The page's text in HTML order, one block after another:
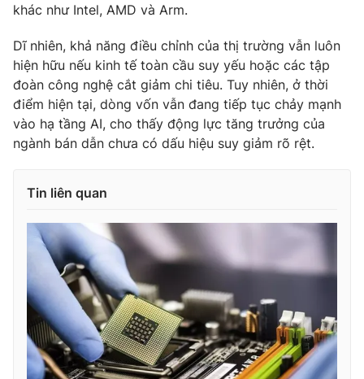
khác như Intel, AMD và Arm.
Dĩ nhiên, khả năng điều chỉnh của thị trường vẫn luôn
hiện hữu nếu kinh tế toàn cầu suy yếu hoặc các tập
đoàn công nghệ cắt giảm chi tiêu. Tuy nhiên, ở thời
điểm hiện tại, dòng vốn vẫn đang tiếp tục chảy mạnh
vào hạ tầng AI, cho thấy động lực tăng trưởng của
ngành bán dẫn chưa có dấu hiệu suy giảm rõ rệt.
Tin liên quan